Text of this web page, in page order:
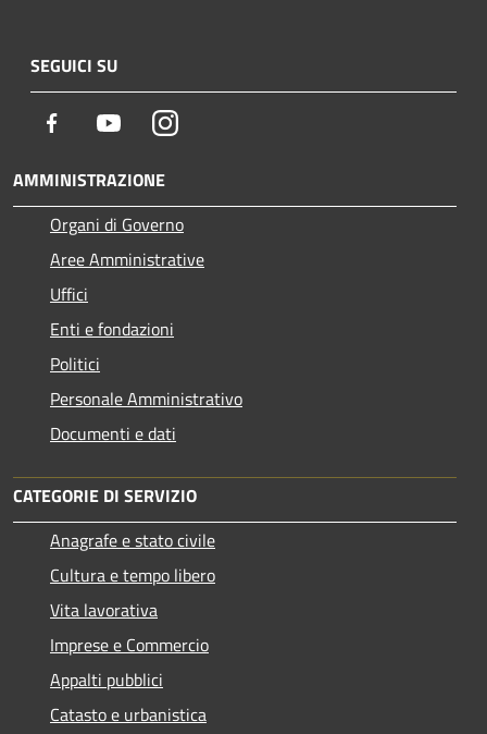
SEGUICI SU
Facebook YoutubeInstagram
AMMINISTRAZIONE
Organi di Governo
Aree Amministrative
Uffici
Enti e fondazioni
Politici
Personale Amministrativo
Documenti e dati
CATEGORIE DI SERVIZIO
Anagrafe e stato civile
Cultura e tempo libero
Vita lavorativa
Imprese e Commercio
Appalti pubblici
Catasto e urbanistica